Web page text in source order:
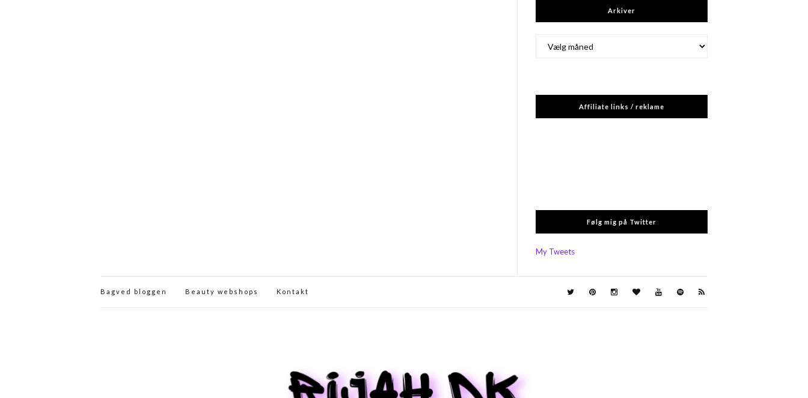
Arkiver
Affiliate links / reklame
Følg mig på Twitter
My Tweets
Bagved bloggen Beauty webshops Kontakt